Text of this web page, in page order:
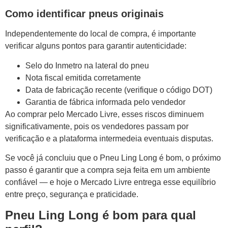
Como identificar pneus originais
Independentemente do local de compra, é importante
verificar alguns pontos para garantir autenticidade:
Selo do Inmetro na lateral do pneu
Nota fiscal emitida corretamente
Data de fabricação recente (verifique o código DOT)
Garantia de fábrica informada pelo vendedor
Ao comprar pelo Mercado Livre, esses riscos diminuem
significativamente, pois os vendedores passam por
verificação e a plataforma intermedeia eventuais disputas.
Se você já concluiu que o Pneu Ling Long é bom, o próximo
passo é garantir que a compra seja feita em um ambiente
confiável — e hoje o Mercado Livre entrega esse equilíbrio
entre preço, segurança e praticidade.
Pneu Ling Long é bom para qual